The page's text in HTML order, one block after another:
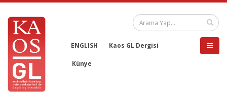
ENGLISH Kaos GL Dergisi
Künye